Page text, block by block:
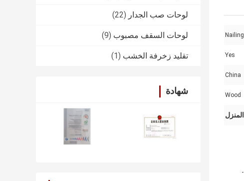
لوحات صب الجدار (22)
لوحات السقف مصبوب (9)
تقليد زخرفة الخشب (1)
شهادة
Yes
China
Wood